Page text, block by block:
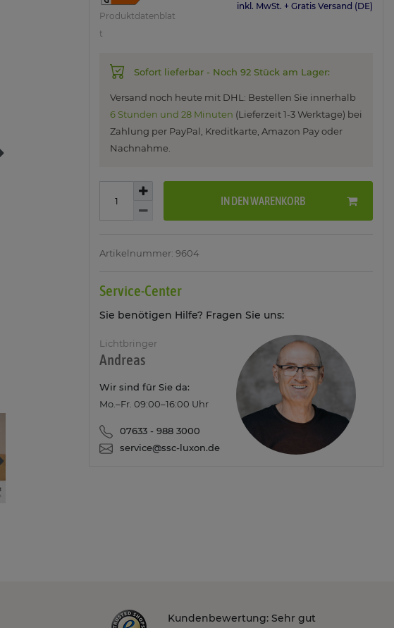
Produktdatenblat
t
inkl. MwSt. + Gratis Versand (DE)
Sofort lieferbar - Noch 92 Stück am Lager:
Versand noch heute mit DHL: Bestellen Sie innerhalb
6 Stunden und 28 Minuten (Lieferzeit 1-3 Werktage) bei
Zahlung per PayPal, Kreditkarte, Amazon Pay oder
Nachnahme.
IN DEN WARENKORB
Artikelnummer: 9604
Service-Center
Sie benötigen Hilfe? Fragen Sie uns:
Lichtbringer
Andreas
Wir sind für Sie da:
Mo.–Fr. 09:00–16:00 Uhr
07633 - 988 3000
service@ssc-luxon.de
Kundenbewertung: Sehr gut